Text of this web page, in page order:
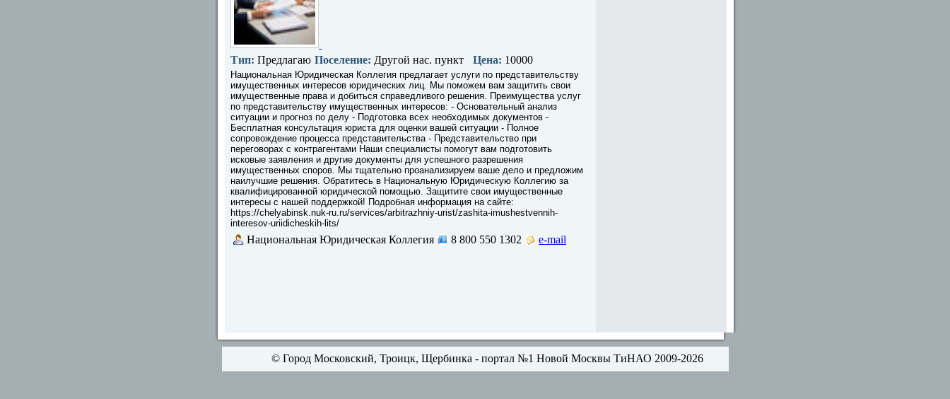
Тип: Предлагаю Поселение: Другой нас. пункт Цена: 10000
Национальная Юридическая Коллегия предлагает услуги по представительству
имущественных интересов юридических лиц. Мы поможем вам защитить свои
имущественные права и добиться справедливого решения. Преимущества услуг
по представительству имущественных интересов: - Основательный анализ
ситуации и прогноз по делу - Подготовка всех необходимых документов -
Бесплатная консультация юриста для оценки вашей ситуации - Полное
сопровождение процесса представительства - Представительство при
переговорах с контрагентами Наши специалисты помогут вам подготовить
исковые заявления и другие документы для успешного разрешения
имущественных споров. Мы тщательно проанализируем ваше дело и предложим
наилучшие решения. Обратитесь в Национальную Юридическую Коллегию за
квалифицированной юридической помощью. Защитите свои имущественные
интересы с нашей поддержкой! Подробная информация на сайте:
https://chelyabinsk.nuk-ru.ru/services/arbitrazhniy-urist/zashita-imushestvennih-
interesov-uriidicheskih-lits/
Национальная Юридическая Коллегия 8 800 550 1302 e-mail
© Город Московский, Троицк, Щербинка - портал №1 Новой Москвы ТиНАО 2009-2026